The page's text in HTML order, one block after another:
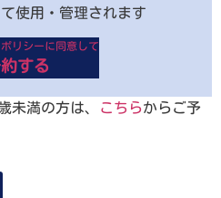
使用・管理されます
リシーに同意して
する
未満の方は、 こちらからご予